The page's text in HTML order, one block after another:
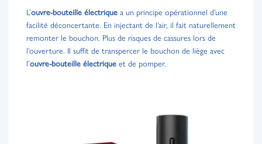
L’ouvre-bouteille électrique a un principe opérationnel d’une
facilité déconcertante. En injectant de l’air, il fait naturellement
remonter le bouchon. Plus de risques de cassures lors de
l’ouverture. Il suffit de transpercer le bouchon de liège avec
l’ouvre-bouteille électrique et de pomper.